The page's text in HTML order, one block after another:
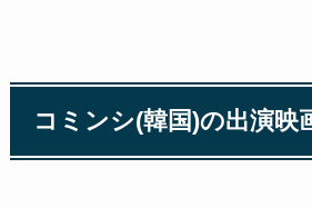
コミンシ(韓国)の出演映